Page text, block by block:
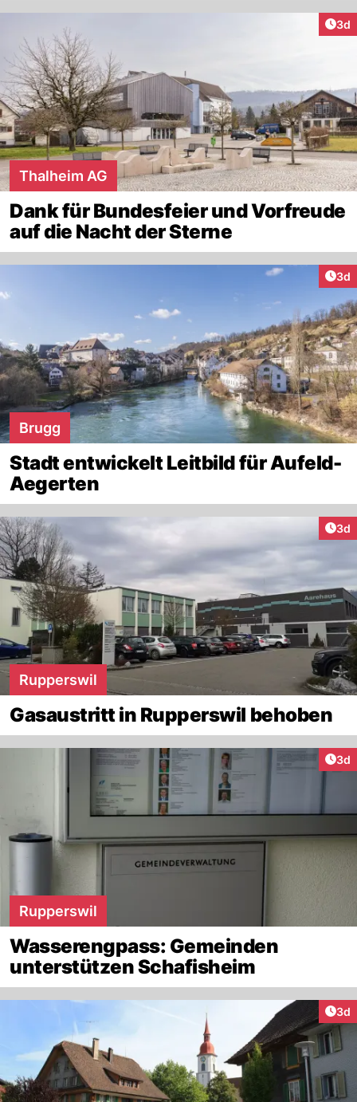
3d
Thalheim AG
Dank für Bundesfeier und Vorfreude
auf die Nacht der Sterne
3d
Brugg
Stadt entwickelt Leitbild für Aufeld-
Aegerten
3d
Rupperswil
Gasaustritt in Rupperswil behoben
3d
Rupperswil
Wasserengpass: Gemeinden
unterstützen Schafisheim
3d